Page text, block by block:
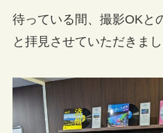
待っている間、撮影OKと
と拝見させていただきまし